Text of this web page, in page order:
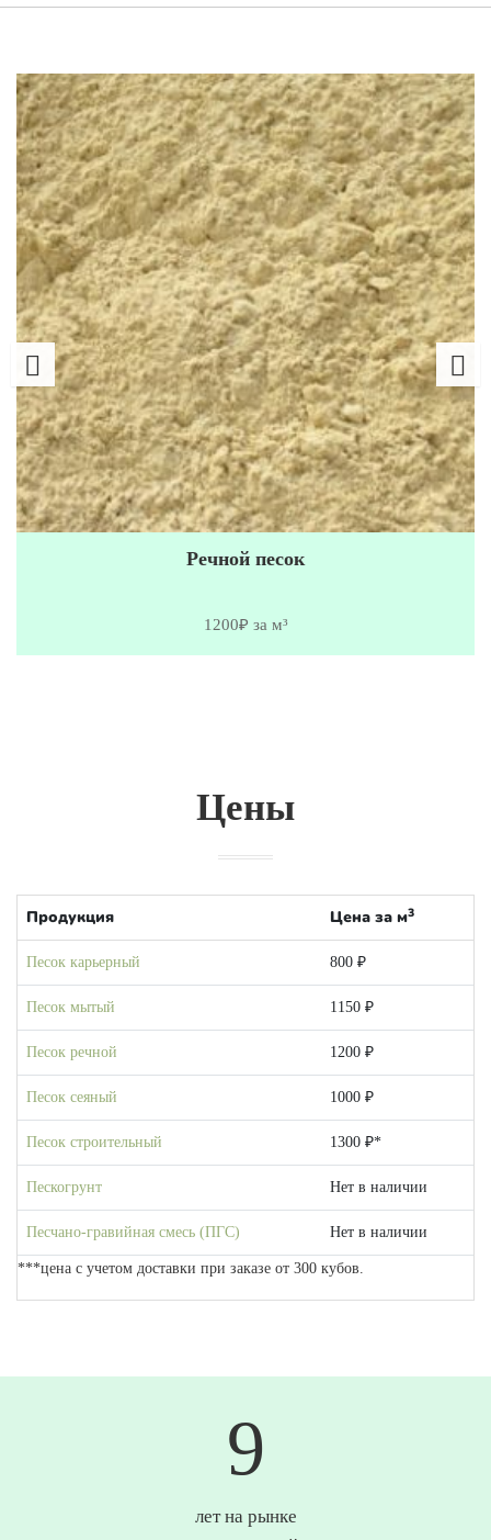
Речной песок
1200₽ за м³
Цены
Продукция Цена за м3
Песок карьерный 800 ₽
Песок мытый 1150 ₽
Песок речной 1200 ₽
Песок сеяный 1000 ₽
Песок строительный 1300 ₽*
Пескогрунт Нет в наличии
Песчано-гравийная смесь (ПГС) Нет в наличии
***цена с учетом доставки при заказе от 300 кубов.
10
лет на рынке